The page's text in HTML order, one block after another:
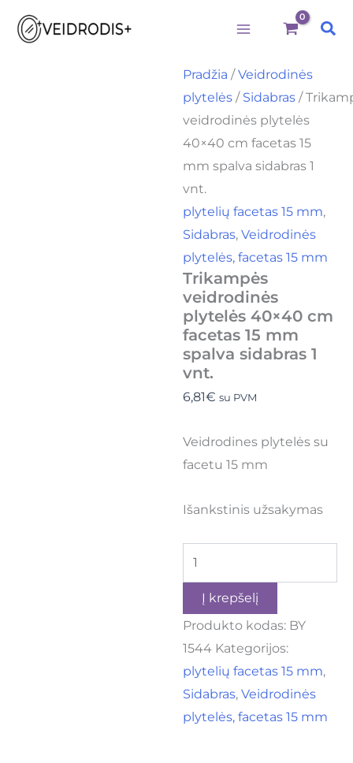
Pereiti
prie
Pradžia /Veidrodinės
plytelės / Sidabras /
veidrodinės plytelės
40×40 cm facetas 15
mm spalva sidabras 1
vnt.
plytelių facetas 15 mm,
Sidabras,Veidrodinės
plytelės, facetas 15 mm
Trikampės
veidrodinės
plytelės 40×40 cm
facetas 15 mm
spalva sidabras 1
vnt.
6,81€ su PVM
Veidrodines plytelės su
facetu 15 mm
Išankstinis užsakymas
Trikampės
plytelės
cm
facetas
mm
spalva
1
vnt.
Į krepšelį
Produkto kodas: BY
1544 Kategorijos:
plytelių facetas 15 mm,
Sidabras,Veidrodinės
plytelės, facetas 15 mm